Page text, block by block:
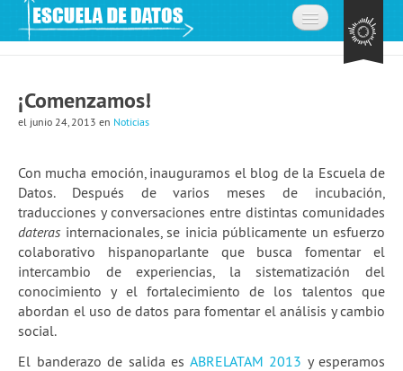
Acerca de
Preguntas frecuentes
Contacto
Aprende
Expedición de datos
Cursos
Explorando datos: la misión
¡Comenzamos!
el junio 24, 2013 en Noticias
Con mucha emoción, inauguramos el blog de la Escuela de
Datos. Después de varios meses de incubación,
traducciones y conversaciones entre distintas comunidades
dateras internacionales, se inicia públicamente un esfuerzo
colaborativo hispanoparlante que busca fomentar el
intercambio de experiencias, la sistematización del
conocimiento y el fortalecimiento de los talentos que
abordan el uso de datos para fomentar el análisis y cambio
social.
El banderazo de salida es ABRELATAM 2013 y esperamos